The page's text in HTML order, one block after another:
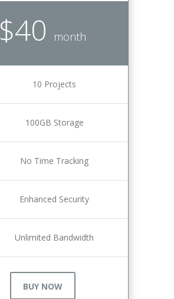
$40 month
10 Projects
100GB Storage
No Time Tracking
Enhanced Security
Unlimited Bandwidth
BUY NOW